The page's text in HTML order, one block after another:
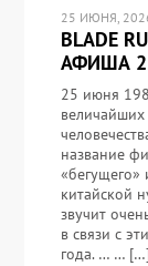
25 ИЮНЯ,
BLADE
АФИША
25 июня
величайших
название
«бегущего»
китайской
звучит
в связи с
года. … … […]